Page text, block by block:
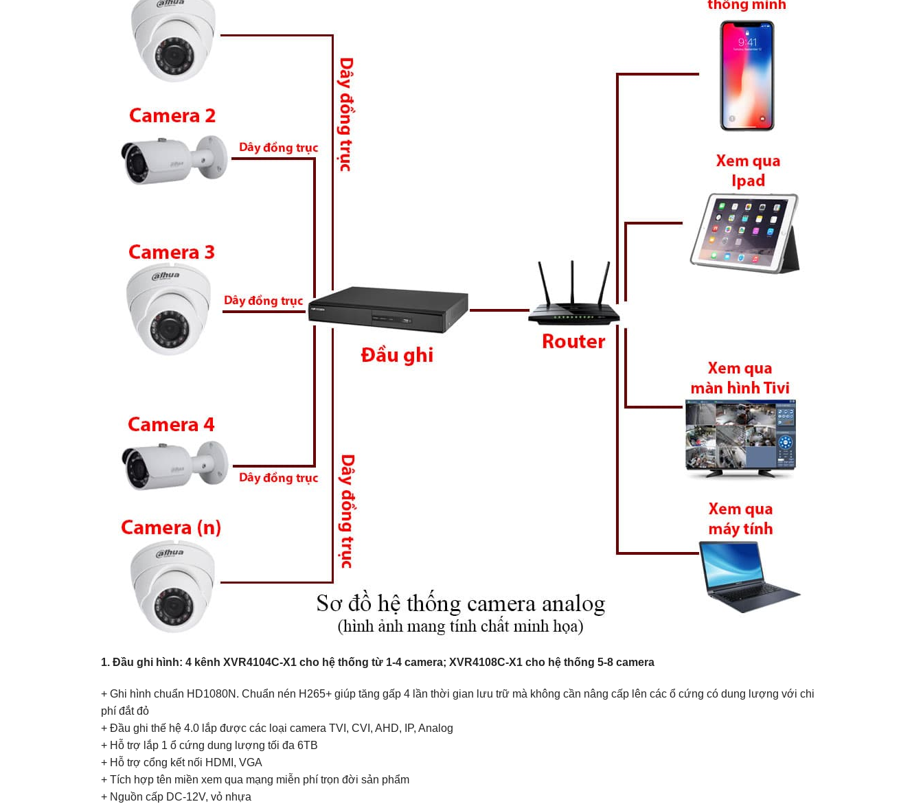
1. Đầu ghi hình: 4 kênh XVR4104C-X1 cho hệ thống từ 1-4 camera; XVR4108C-X1 cho hệ thống 5-8 camera
+ Ghi hình chuẩn HD1080N. Chuẩn nén H265+ giúp tăng gấp 4 lần thời gian lưu trữ mà không cần nâng cấp lên các ổ cứng có dung lượng với chi
phí đắt đỏ
+ Đầu ghi thế hệ 4.0 lắp được các loại camera TVI, CVI, AHD, IP, Analog
+ Hỗ trợ lắp 1 ổ cứng dung lượng tối đa 6TB
+ Hỗ trợ cổng kết nối HDMI, VGA
+ Tích hợp tên miền xem qua mạng miễn phí trọn đời sản phẩm
+ Nguồn cấp DC-12V, vỏ nhựa